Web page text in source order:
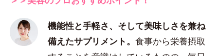
機能性と手軽さ、そして美味しさを兼ね
備えたサプリメント。食事から栄養摂取